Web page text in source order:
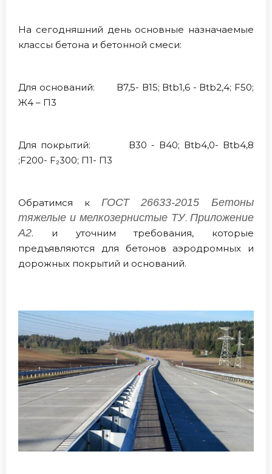
На сегодняшний день основные назначаемые
классы бетона и бетонной смеси:
Для оснований: В7,5- В15; Вtb1,6 - Вtb2,4; F50;
Ж4 – П3
Для покрытий: В30 - В40; Вtb4,0- Вtb4,8
;F200- F₂300; П1- П3
Обратимся к ГОСТ 26633-2015 Бетоны
тяжелые и мелкозернистые ТУ. Приложение
А2. и уточним требования, которые
предъявляются для бетонов аэродромных и
дорожных покрытий и оснований.